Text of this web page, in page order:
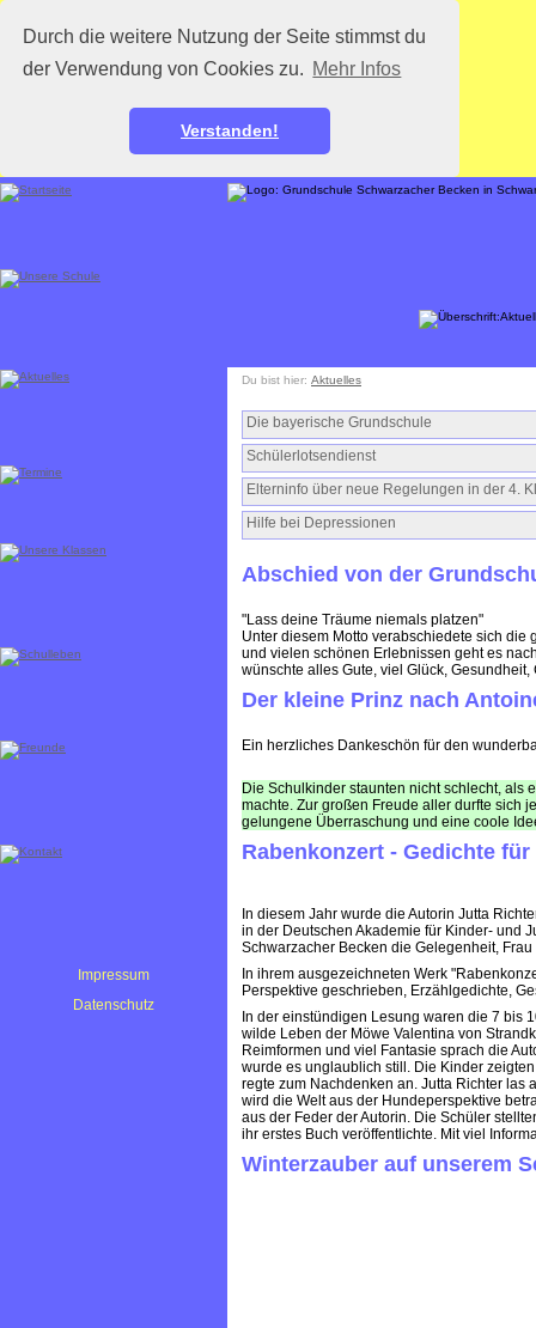
Durch die weitere Nutzung der Seite stimmst du
der Verwendung von Cookies zu. Mehr Infos
Verstanden!
Impressum
Datenschutz
Du bist hier: Aktuelles
Die bayerische Grundschule
Schülerlotsendienst
Elterninfo über neue Regelungen in der 4.
Hilfe bei Depressionen
Abschied von der
"Lass deine Träume niemals platzen"
Unter diesem Motto verabschiedete sich
und vielen schönen Erlebnissen geht es
wünschte alles Gute, viel Glück,
Der kleine Prinz nach
Ein herzliches Dankeschön für den
Die Schulkinder staunten nicht schlecht, als
machte. Zur großen Freude aller durfte sich
gelungene Überraschung und eine coole
Rabenkonzert - Gedichte
In diesem Jahr wurde die Autorin Jutta
in der Deutschen Akademie für Kinder- und
Schwarzacher Becken die Gelegenheit,
In ihrem ausgezeichneten Werk
Perspektive geschrieben, Erzählgedichte,
In der einstündigen Lesung waren die 7 bis
wilde Leben der Möwe Valentina von
Reimformen und viel Fantasie sprach die
wurde es unglaublich still. Die Kinder
regte zum Nachdenken an. Jutta Richter las
wird die Welt aus der Hundeperspektive
aus der Feder der Autorin. Die Schüler
ihr erstes Buch veröffentlichte. Mit viel
Winterzauber auf unserem